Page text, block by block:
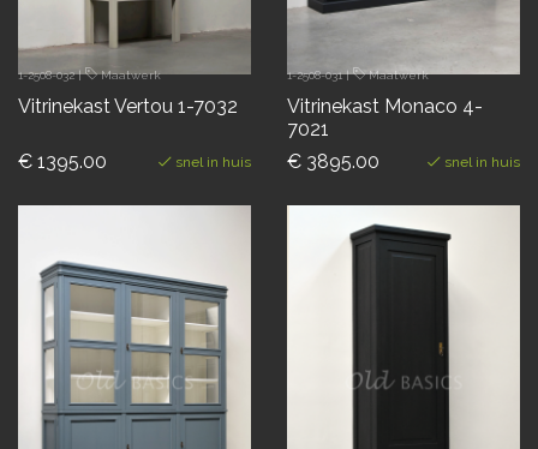
1-2508-032| Maatwerk
Vitrinekast Vertou 1-7032
€ 1395.00 snel in huis
1-2508-031| Maatwerk
Vitrinekast Monaco 4-
7021
€ 3895.00
snel in huis